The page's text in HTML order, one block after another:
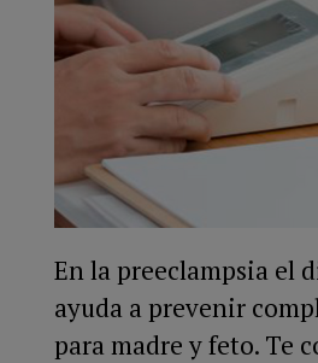
En la preeclampsia el
ayuda a prevenir
para madre y feto. Te